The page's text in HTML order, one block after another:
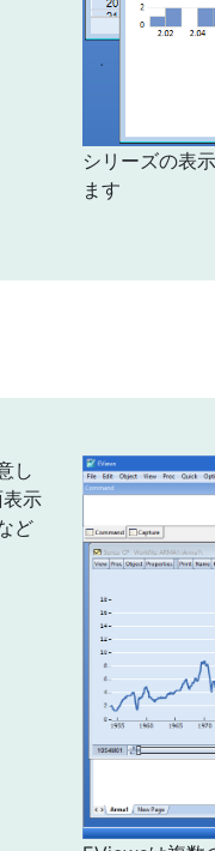
シリーズの表
ます
し
示
ど